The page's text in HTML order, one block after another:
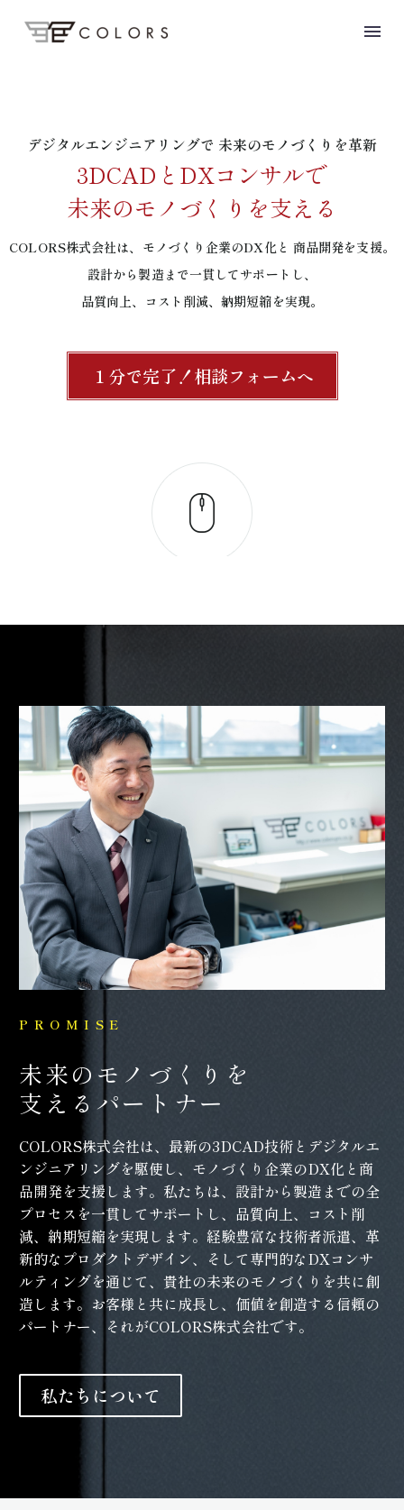
デジタルエンジニアリングで 未来のモノづくりを革新
3DCADとDXコンサルで
未来のモノづくりを支える
COLORS株式会社は、 モノ づく り 企業のDX化 と 商品開発を支援。
設計から 製造ま で一貫してサポー ト し、
品質向 上、 コ ス ト 削減、納期短縮を実現。
１分で完了！相談フォームへ
PROMISE
未来のモノづくりを
支えるパートナー
COLORS株式会社は、最新の3DCAD技術とデジタルエ
ンジニアリングを駆使し、モノづくり企業のDX化と商
品開発を支援します。私たちは、設計から製造までの全
プロセスを一貫してサポートし、品質向上、コスト削
減、納期短縮を実現します。経験豊富な技術者派遣、革
新的なプロダクトデザイン、そして専門的なDXコンサ
ルティングを通じて、貴社の未来のモノづくりを共に創
造します。お客様と共に成長し、価値を創造する信頼の
パートナー、それがCOLORS株式会社です。
私たちについて